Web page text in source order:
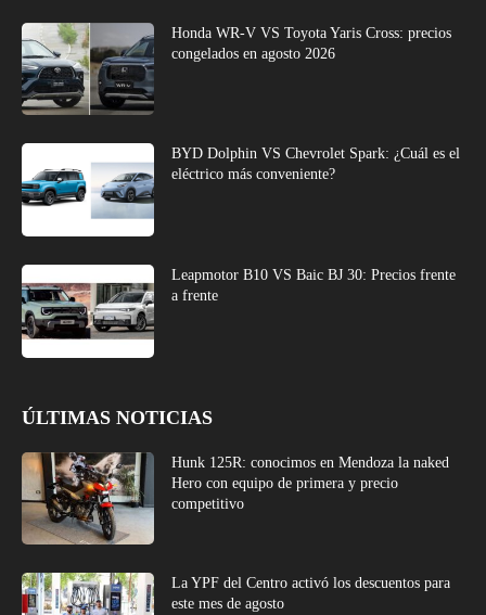
Honda WR-V VS Toyota Yaris Cross: precios
congelados en agosto 2026
BYD Dolphin VS Chevrolet Spark: ¿Cuál es el
eléctrico más conveniente?
Leapmotor B10 VS Baic BJ 30: Precios frente
a frente
ÚLTIMAS NOTICIAS
Hunk 125R: conocimos en Mendoza la naked
Hero con equipo de primera y precio
competitivo
La YPF del Centro activó los descuentos para
este mes de agosto